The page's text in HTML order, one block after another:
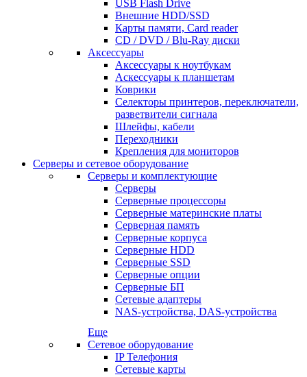
USB Flash Drive
Внешние HDD/SSD
Карты памяти, Card reader
CD / DVD / Blu-Ray диски
Аксессуары
Аксессуары к ноутбукам
Аскессуары к планшетам
Коврики
Селекторы принтеров, переключатели,
разветвители сигнала
Шлейфы, кабели
Переходники
Крепления для мониторов
Серверы и сетевое оборудование
Серверы и комплектующие
Серверы
Серверные процессоры
Серверные материнские платы
Серверная память
Серверные корпуса
Серверные HDD
Серверные SSD
Серверные опции
Серверные БП
Сетевые адаптеры
NAS-устройства, DAS-устройства
Еще
Сетевое оборудование
IP Телефония
Сетевые карты